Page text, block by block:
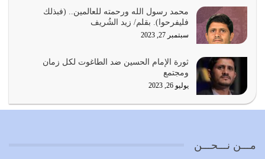
يشاء ويذل من يشاء
يوليو 21, 2026
كل زمان…
يوليو 19, 2026
الوظيفة عبارة عن مسؤولية يجب النهوض بها كما ينبغي لكي
محمد رسول الله ورحمته للعالمين.. (فبذلك
فليفرحوا). بقلم/ زيد الشُريف
سبتمبر 27, 2023
ثورة الإمام الحسين ضد الطاغوت لكل زمان
ومجتمع
يوليو 26, 2023
مـــن نـــحـــن